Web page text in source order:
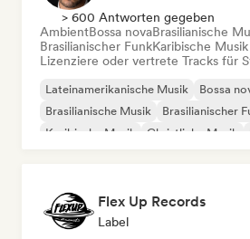
> 600 Antworten gegeben
AmbientBossa novaBrasilianische
Brasilianischer FunkKaribische Musik
Lizenziere oder vertrete Tracks für
Lateinamerikanische Musik
Bossa
Brasilianische Musik
Brasilianischer
Karibische Musik
Christliche Musik
Flex Up Records
Label